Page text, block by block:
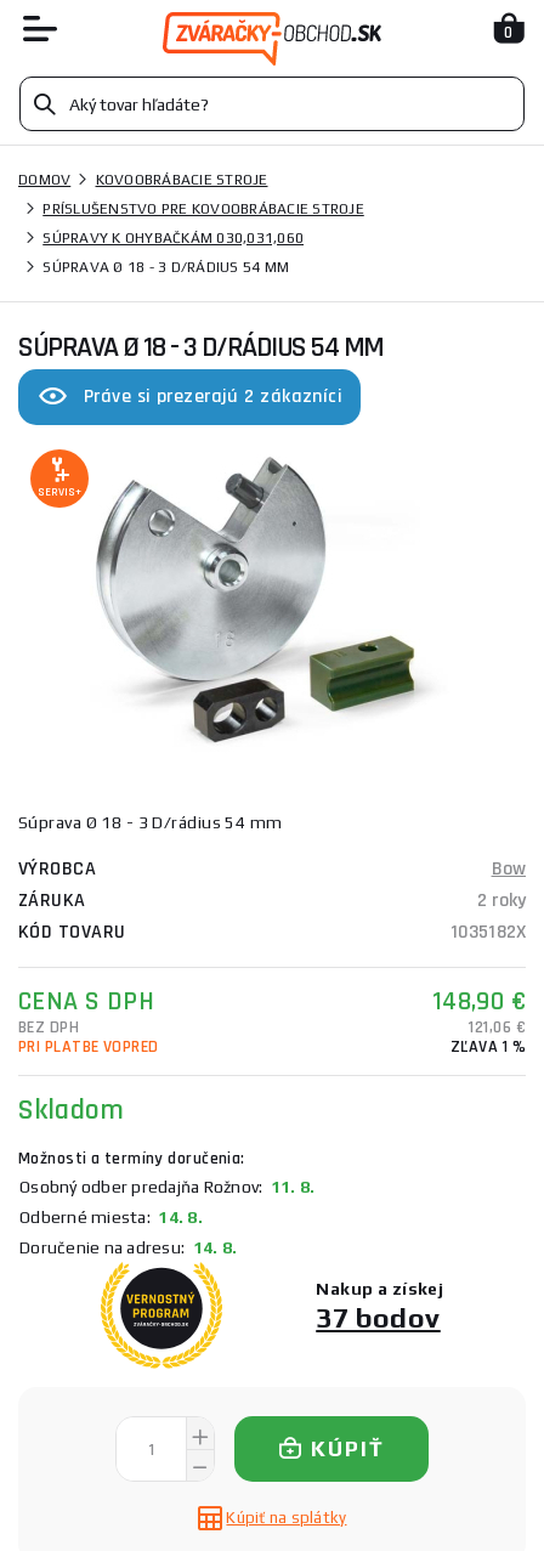
0
DOMOV
KOVOOBRÁBACIE STROJE
PRÍSLUŠENSTVO PRE KOVOOBRÁBACIE STROJE
SÚPRAVY K OHYBAČKÁM 030,031,060
SÚPRAVA Ø 18 - 3 D/RÁDIUS 54 MM
SÚPRAVA Ø 18 - 3 D/RÁDIUS 54 MM
Práve si prezerajú 2 zákazníci
SERVIS+
Súprava Ø 18 - 3 D/rádius 54 mm
VÝROBCA
Bow
ZÁRUKA
2 roky
KÓD TOVARU
1035182X
CENA S DPH 148,90 €
BEZ DPH
121,06 €
PRI PLATBE VOPRED
ZĽAVA 1 %
Skladom
Možnosti a termíny doručenia:
Osobný odber predajňa Rožnov: 11. 8.
Odberné miesta: 14. 8.
Doručenie na adresu: 14. 8.
Nakup a získej
37 bodov
KÚPIŤ
Kúpiť na splátky